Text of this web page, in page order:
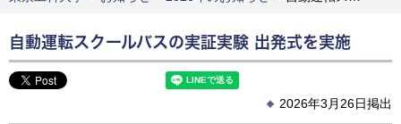
自動運転スクールバスの実証実験 出発式を実施
2026年3月26日掲出